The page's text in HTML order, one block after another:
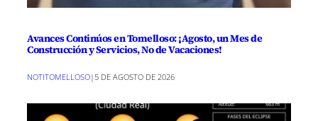
Avances Continúos en Tomelloso: ¡Agosto, un Mes de
Construcción y Servicios, No de Vacaciones!
NOTITOMELLOSO| 5 DE AGOSTO DE 2026